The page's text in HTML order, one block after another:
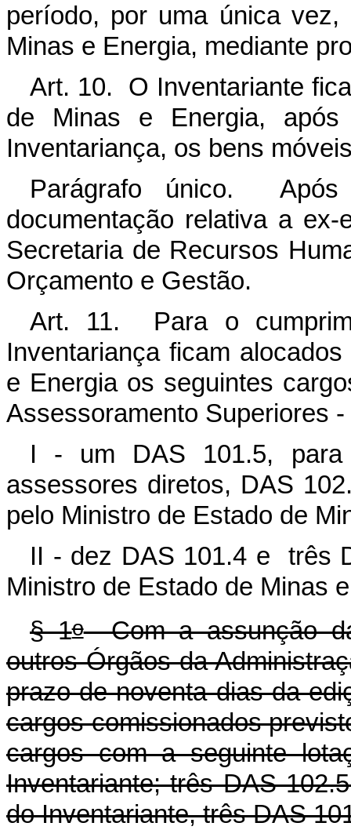
período, por uma única
Minas e Energia, mediante
Art. 10. O Inventariante
de Minas e Energia,
Inventariança, os bens
Parágrafo único.
documentação relativa a
Secretaria de Recursos
Orçamento e Gestão.
Art. 11. Para o
Inventariança ficam
e Energia os seguintes
Assessoramento Superiores
I - um DAS 101.5, para
assessores diretos, DAS
pelo Ministro de Estado de
II - dez DAS 101.4 e três
Ministro de Estado de Minas
§ 1oCom a assunção
outros Órgãos da
prazo de noventa dias da
cargos comissionados
cargos com a seguinte
Inventariante; três DAS
do Inventariante, três DAS